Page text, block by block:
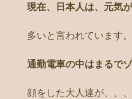
現在、日本人は、元気
多いと言われています。
通勤電車の中はまるで
顔をした大人達が、、、